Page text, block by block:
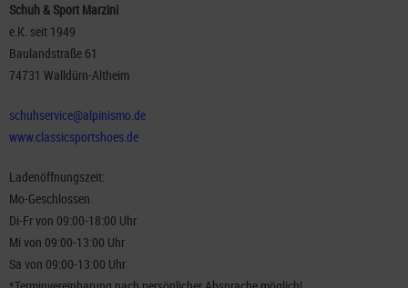
Schuh & Sport Marzini
e.K. seit 1949
Baulandstraße 61
74731 Walldürn-Altheim
schuhservice@alpinismo.de
www.classicsportshoes.de
Ladenöffnungszeit:
Mo-Geschlossen
Di-Fr von 09:00-18:00 Uhr
Mi von 09:00-13:00 Uhr
Sa von 09:00-13:00 Uhr